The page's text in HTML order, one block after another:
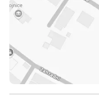
Doporučuji. Naprostá
Marcela
ověřený nákup
Jsem spokojená a
Vratislav
Spokojenost rostlina